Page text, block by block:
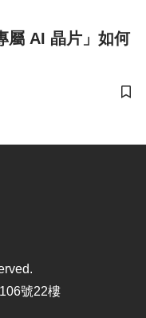
屬 AI 晶片」如何
儲
號22樓